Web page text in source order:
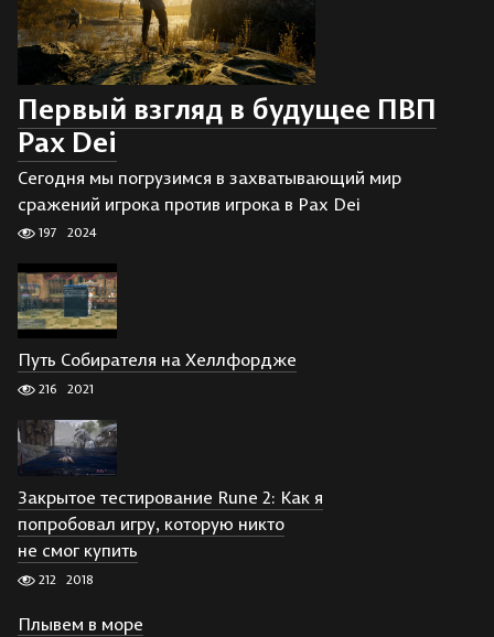
Первый взгляд в будущее ПВП
Pax Dei
Сегодня мы погрузимся в захватывающий мир
сражений игрока против игрока в Pax Dei
197 2024
Путь Собирателя на Хеллфордже
216 2021
Закрытое тестирование Rune 2: Как я
попробовал игру, которую никто
не смог купить
212 2018
Плывем в море